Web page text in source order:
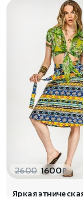
2600 1600₽